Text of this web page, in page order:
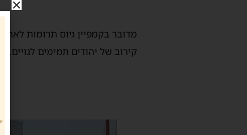
מדובר בקמפיין גיוס תרומות
קירוב של יהודים תמימים לגויים.